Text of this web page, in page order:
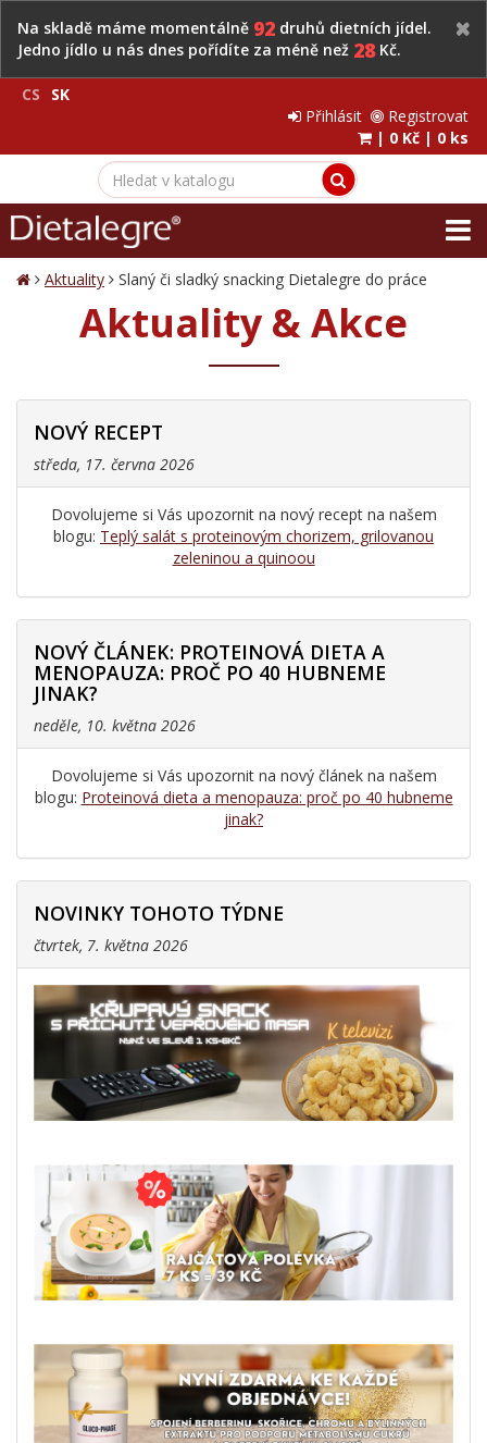
Na skladě máme momentálně 92 druhů dietních jídel.
Jedno jídlo u nás dnes pořídíte za méně než 28Kč.
CS
SK
Přihlásit
Registrovat
| 0 Kč | 0 ks
Aktuality Slaný či sladký snacking Dietalegre do práce
Aktuality & Akce
NOVÝ RECEPT
středa, 17. června 2026
Dovolujeme si Vás upozornit na nový recept na našem
blogu: Teplý salát s proteinovým chorizem, grilovanou
zeleninou a quinoou
NOVÝ ČLÁNEK: PROTEINOVÁ DIETA A
MENOPAUZA: PROČ PO 40 HUBNEME
JINAK?
neděle, 10. května 2026
Dovolujeme si Vás upozornit na nový článek na našem
blogu: Proteinová dieta a menopauza: proč po 40 hubneme
jinak?
NOVINKY TOHOTO TÝDNE
čtvrtek, 7. května 2026